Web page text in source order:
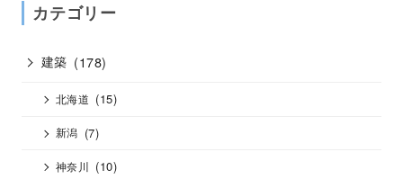
カテゴリー
建築 (178)
北海道 (15)
新潟 (7)
神奈川 (10)